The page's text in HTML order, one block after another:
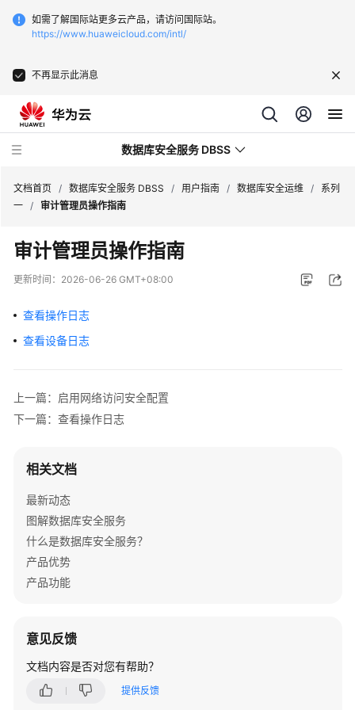
如需了解国际站更多云产品，请访问国际站。
https://www.huaweicloud.com/intl/
不再显示此消息
数据库安全服务 DBSS
最
新
动
品
计
明
快
速
入
门
南
创
建
文档首页 / 数据库安全服务 DBSS / 用户指南 / 数据库安全运维 /
系列
一 / 审计管理员操作指南
审计管理员操作指南
更新时间： 2026-06-26 GMT+08:00
查看操作日志
查看设备日志
上一篇：启用网络访问安全配置
下一篇：查看操作日志
相关文档
最新动态
图解数据库安全服务
什么是数据库安全服务？
产品优势
产品功能
意见反馈
文档内容是否对您有帮助？
提供反馈